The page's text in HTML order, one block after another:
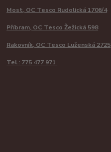
Most, OC Tesco Rudolická 1706/4
Příbram, OC Tesco Žežická 598
Rakovník, OC Tesco Luženská 2725
Tel.: 775 477 971